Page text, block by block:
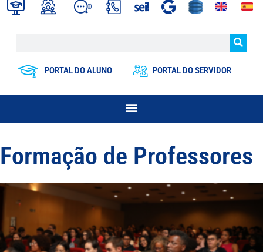
PORTAL DO ALUNO PORTAL DO SERVIDOR
Formação de Professores